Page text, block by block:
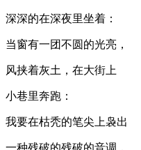
深深的在深夜里坐着：
当窗有一团不圆的光亮，
风挟着灰土，在大街上
小巷里奔跑：
我要在枯秃的笔尖上袅出